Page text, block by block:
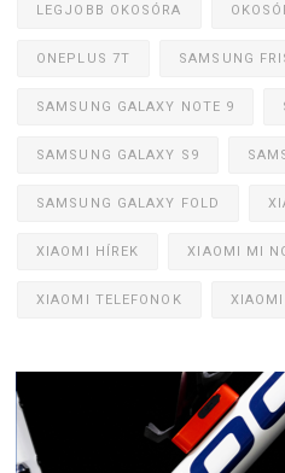
LEGJOBB OKOSÓRA
ONEPLUS 7T SAMSUNG
SAMSUNG GALAXY NOTE 9
SAMSUNG GALAXY S9
SAMSUNG GALAXY FOLD
XIAOMI HÍREK XIAOMI MI
XIAOMI TELEFONOK